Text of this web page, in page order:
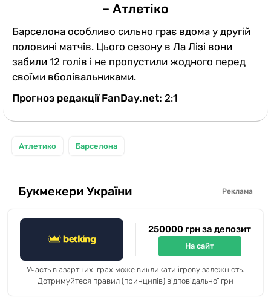
– Атлетіко
Барселона особливо сильно грає вдома у другій
половині матчів. Цього сезону в Ла Лізі вони
забили 12 голів і не пропустили жодного перед
своїми вболівальниками.
Прогноз редакції FanDay.net: 2:1
Атлетико Барселона
Букмекери України Реклама
250000 грн за депозит
На сайт
Участь в азартних іграх може викликати ігрову залежність.
Дотримуйтеся правил (принципів) відповідальної гри